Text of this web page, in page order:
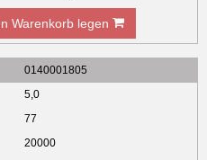
Warenkorb legen
0140001805
5,0
77
20000